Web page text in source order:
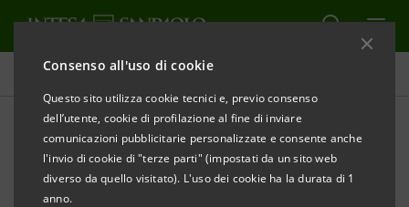
Consenso all'uso di cookie
Questo sito utilizza cookie tecnici e, previo consenso
dell’utente, cookie di profilazione al fine di inviare
comunicazioni pubblicitarie personalizzate e consente anche
l'invio di cookie di "terze parti" (impostati da un sito web
diverso da quello visitato). L'uso dei cookie ha la durata di 1
anno.
Comunicati stampa
STAMPA AGGIORNA
COMUNICATO STAMPA
INTESA SANPAOLO SUPPORTA LO SVILUPPO E LA